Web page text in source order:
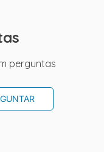
perguntas